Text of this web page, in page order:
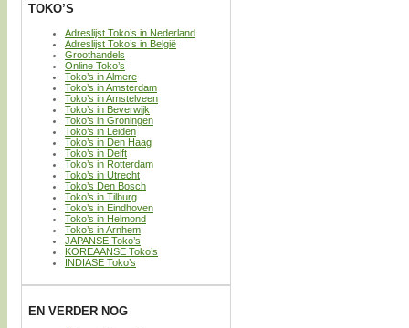
TOKO’S
Adreslijst Toko’s in Nederland
Adreslijst Toko’s in België
Groothandels
Online Toko’s
Toko’s in Almere
Toko’s in Amsterdam
Toko’s in Amstelveen
Toko’s in Beverwijk
Toko’s in Groningen
Toko’s in Leiden
Toko’s in Den Haag
Toko’s in Delft
Toko’s in Rotterdam
Toko’s in Utrecht
Toko’s Den Bosch
Toko’s in Tilburg
Toko’s in Eindhoven
Toko’s in Helmond
Toko’s in Arnhem
JAPANSE Toko’s
KOREAANSE Toko’s
INDIASE Toko’s
EN VERDER NOG